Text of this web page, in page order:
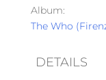
Album:
The Who
DETAILS